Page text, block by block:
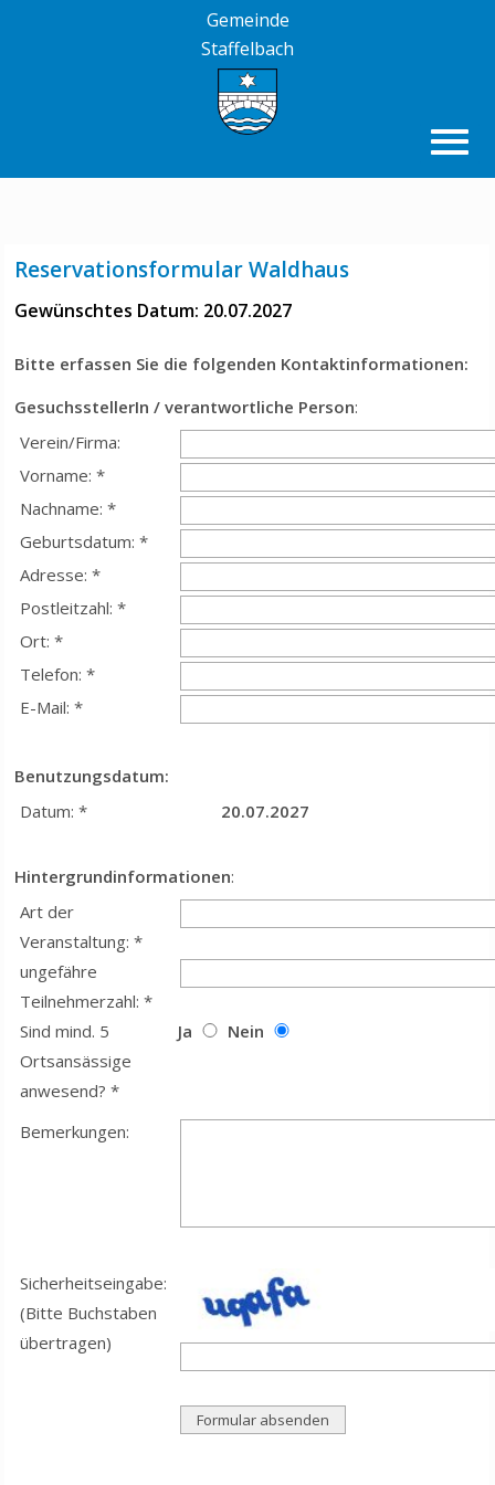
Gemeinde
Staffelbach
Reservationsformular Waldhaus
Gewünschtes Datum: 20.07.2027
Bitte erfassen Sie die folgenden Kontaktinformationen:
GesuchsstellerIn / verantwortliche Person:
Verein/Firma:
Vorname: *
Nachname: *
Geburtsdatum: *
Adresse: *
Postleitzahl: *
Ort: *
Telefon: *
E-Mail: *
Benutzungsdatum:
Datum: *
20.07.2027
Hintergrundinformationen:
Art der
Veranstaltung: *
ungefähre
Teilnehmerzahl: *
Sind mind. 5
Ortsansässige
anwesend? *
Ja Nein
Bemerkungen:
Sicherheitseingabe:
(Bitte Buchstaben
übertragen)